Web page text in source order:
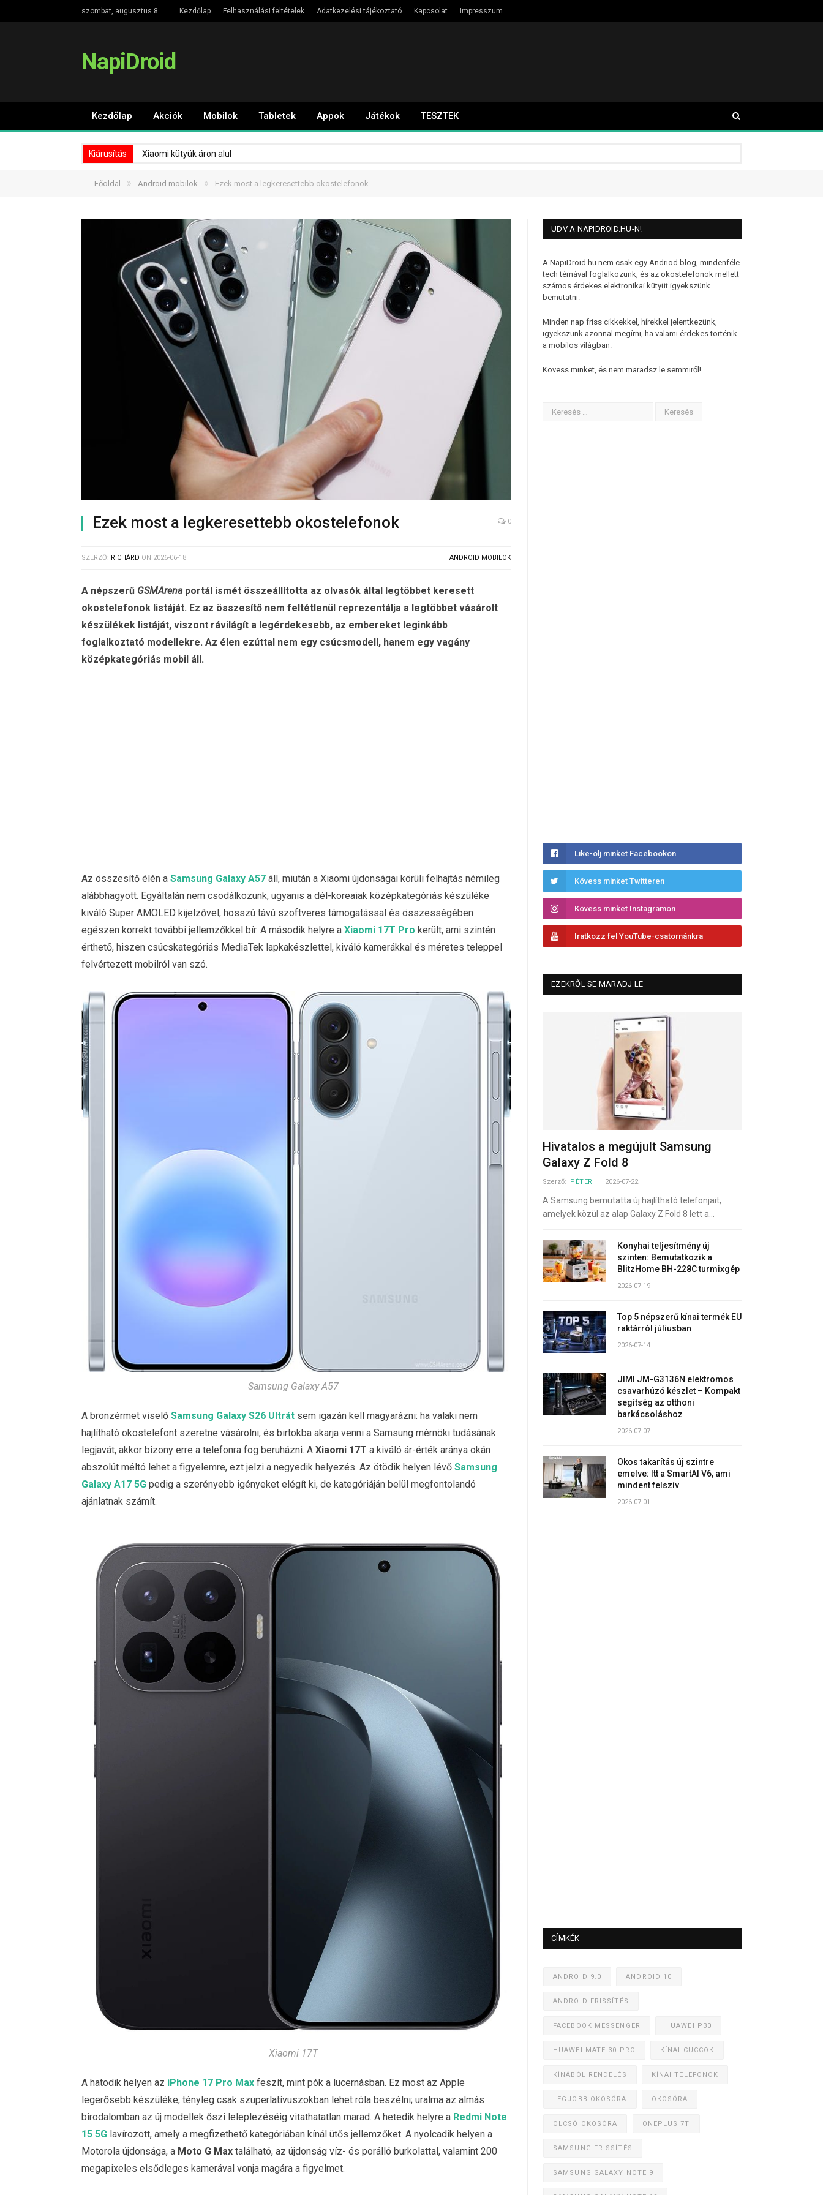
szombat, augusztus 8 Kezdőlap Felhasználási feltételek Adatkezelési tájékoztató Kapcsolat Impresszum
NapiDroid
Kezdőlap Akciók Mobilok Tabletek Appok Játékok TESZTEK
Kiárusítás Xiaomi kütyük áron alul
Főoldal » Android mobilok » Ezek most a legkeresettebb okostelefonok
Ezek most a legkeresettebb okostelefonok 0
SZERZŐ: RICHÁRD ON 2026-06-18 ANDROID MOBILOK
A népszerű GSMArena portál ismét összeállította az olvasók által legtöbbet keresett
okostelefonok listáját. Ez az összesítő nem feltétlenül reprezentálja a legtöbbet vásárolt
készülékek listáját, viszont rávilágít a legérdekesebb, az embereket leginkább
foglalkoztató modellekre. Az élen ezúttal nem egy csúcsmodell, hanem egy vagány
középkategóriás mobil áll.
Az összesítő élén a Samsung Galaxy A57 áll, miután a Xiaomi újdonságai körüli felhajtás némileg
alábbhagyott. Egyáltalán nem csodálkozunk, ugyanis a dél-koreaiak középkategóriás készüléke
kiváló Super AMOLED kijelzővel, hosszú távú szoftveres támogatással és összességében
egészen korrekt további jellemzőkkel bír. A második helyre a Xiaomi 17T Pro került, ami szintén
érthető, hiszen csúcskategóriás MediaTek lapkakészlettel, kiváló kamerákkal és méretes teleppel
felvértezett mobilról van szó.
Samsung Galaxy A57
A bronzérmet viselő Samsung Galaxy S26 Ultrát sem igazán kell magyarázni: ha valaki nem
hajlítható okostelefont szeretne vásárolni, és birtokba akarja venni a Samsung mérnöki tudásának
legjavát, akkor bizony erre a telefonra fog beruházni. A Xiaomi 17T a kiváló ár-érték aránya okán
abszolút méltó lehet a figyelemre, ezt jelzi a negyedik helyezés. Az ötödik helyen lévő Samsung
Galaxy A17 5G pedig a szerényebb igényeket elégít ki, de kategóriáján belül megfontolandó
ajánlatnak számít.
Xiaomi 17T
A hatodik helyen az iPhone 17 Pro Max feszít, mint pók a lucernásban. Ez most az Apple
legerősebb készüléke, tényleg csak szuperlatívuszokban lehet róla beszélni; uralma az almás
birodalomban az új modellek őszi leleplezéséig vitathatatlan marad. A hetedik helyre a Redmi Note
15 5G lavírozott, amely a megfizethető kategóriában kínál ütős jellemzőket. A nyolcadik helyen a
Motorola újdonsága, a Moto G Max található, az újdonság víz- és porálló burkolattal, valamint 200
megapixeles elsődleges kamerával vonja magára a figyelmet.
ÜDV A NAPIDROID.HU-N!
A NapiDroid.hu nem csak egy Andriod blog, mindenféle
tech témával foglalkozunk, és az okostelefonok mellett
számos érdekes elektronikai kütyüt igyekszünk
bemutatni.
Minden nap friss cikkekkel, hírekkel jelentkezünk,
igyekszünk azonnal megírni, ha valami érdekes történik
a mobilos világban.
Kövess minket, és nem maradsz le semmiről!
Like-olj minket Facebookon
Kövess minket Twitteren
Kövess minket Instagramon
Iratkozz fel YouTube-csatornánkra
EZEKRŐL SE MARADJ LE
Hivatalos a megújult Samsung
Galaxy Z Fold 8
Szerző: PÉTER 2026-07-22
A Samsung bemutatta új hajlítható telefonjait,
amelyek közül az alap Galaxy Z Fold 8 lett a…
Konyhai teljesítmény új
szinten: Bemutatkozik a
BlitzHome BH-228C turmixgép
2026-07-19
Top 5 népszerű kínai termék EU
raktárról júliusban
2026-07-14
JIMI JM-G3136N elektromos
csavarhúzó készlet – Kompakt
segítség az otthoni
barkácsoláshoz
2026-07-07
Okos takarítás új szintre
emelve: Itt a SmartAI V6, ami
mindent felszív
2026-07-01
CÍMKÉK
ANDROID 9.0 ANDROID 10
ANDROID FRISSÍTÉS
FACEBOOK MESSENGER HUAWEI P30
HUAWEI MATE 30 PRO KÍNAI CUCCOK
KÍNÁBÓL RENDELÉS KÍNAI TELEFONOK
LEGJOBB OKOSÓRA OKOSÓRA
OLCSÓ OKOSÓRA ONEPLUS 7T
SAMSUNG FRISSÍTÉS
SAMSUNG GALAXY NOTE 9